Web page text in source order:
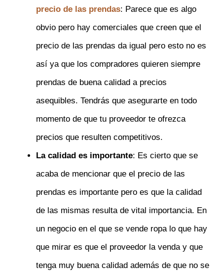
precio de las prendas: Parece que es algo
obvio pero hay comerciales que creen que el
precio de las prendas da igual pero esto no es
así ya que los compradores quieren siempre
prendas de buena calidad a precios
asequibles. Tendrás que asegurarte en todo
momento de que tu proveedor te ofrezca
precios que resulten competitivos.
La calidad es importante: Es cierto que se
acaba de mencionar que el precio de las
prendas es importante pero es que la calidad
de las mismas resulta de vital importancia. En
un negocio en el que se vende ropa lo que hay
que mirar es que el proveedor la venda y que
tenga muy buena calidad además de que no se